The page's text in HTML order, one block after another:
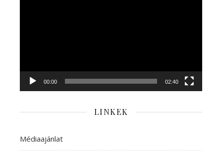
00:00 02:40
LINKEK
Médiaajánlat